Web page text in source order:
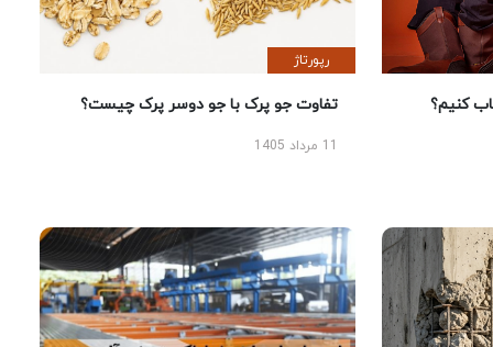
کنیم؟
رپورتاژ
تفاوت جو پرک با جو دوسر پرک چیست؟